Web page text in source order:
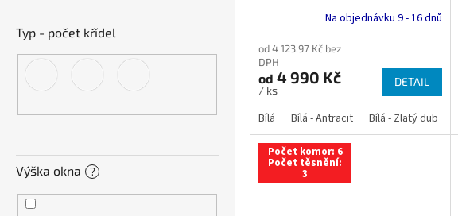
Typ - počet křídel
Výška okna ?
Na objednávku 9 - 16 dnů
od 4 123,97 Kč bez
DPH
od 4 990 Kč
/ ks
DETAIL
Bílá Bílá - Antracit Bílá - Zlatý dub
Počet komor: 6
Počet těsnění:
3